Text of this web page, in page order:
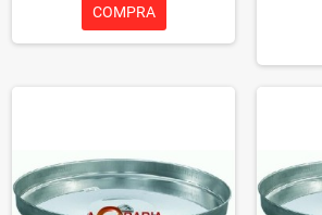
COMPRA